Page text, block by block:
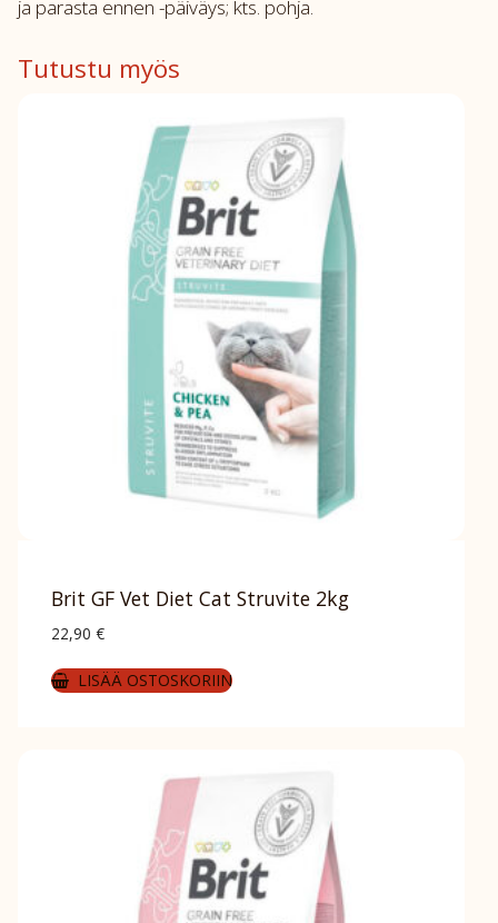
ja parasta ennen -päiväys; kts. pohja.
Tutustu myös
Brit GF Vet Diet Cat Struvite 2kg
22,90 €
LISÄÄ OSTOSKORIIN